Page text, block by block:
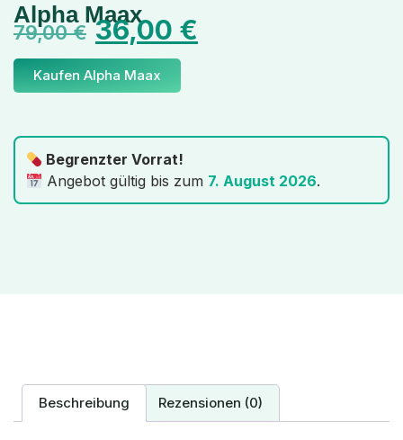
Alpha Maax
79,00€ 36,00 €
Kaufen Alpha Maax
Begrenzter Vorrat!
Angebot gültig bis zum 7. August 2026.
Beschreibung Rezensionen (0)